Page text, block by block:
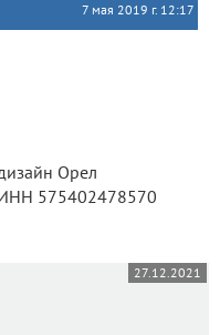
7 мая 2019 г. 12:17
575402478570
27.12.2021